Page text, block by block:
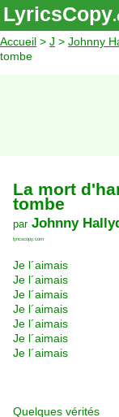
LyricsCopy
Accueil > J > Johnny
tombe
La mort
tombe
par Johnny
lyricscopy.com
Je l´aimais
Je l´aimais
Je l´aimais
Je l´aimais
Je l´aimais
Je l´aimais
Je l´aimais
Quelques vérités